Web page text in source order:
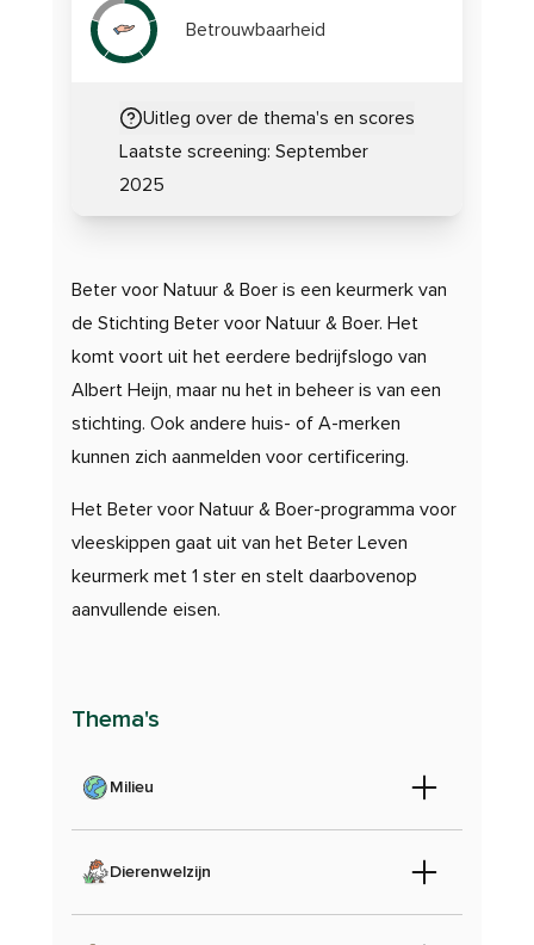
Betrouwbaarheid
Uitleg over de thema's en scores
Laatste screening: September
2025
Beter voor Natuur & Boer is een keurmerk van
de Stichting Beter voor Natuur & Boer. Het
komt voort uit het eerdere bedrijfslogo van
Albert Heijn, maar nu het in beheer is van een
stichting. Ook andere huis- of A-merken
kunnen zich aanmelden voor certificering.
Het Beter voor Natuur & Boer-programma voor
vleeskippen gaat uit van het Beter Leven
keurmerk met 1 ster en stelt daarbovenop
aanvullende eisen.
Thema's
Milieu
Dierenwelzijn